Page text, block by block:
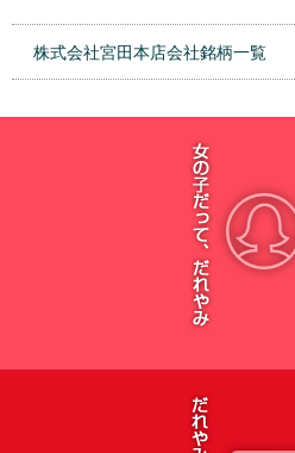
株式会社宮田本店会社銘柄一覧